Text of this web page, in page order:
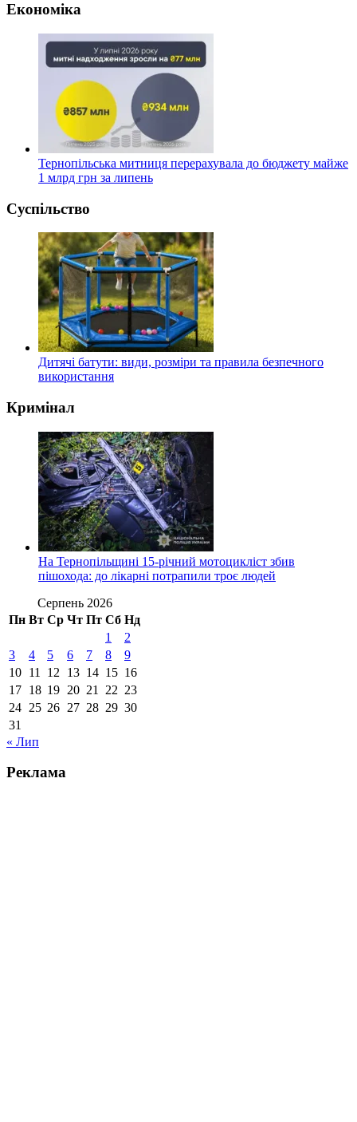
Економіка
Тернопільська митниця перерахувала до бюджету майже
1 млрд грн за липень
Суспільство
Дитячі батути: види, розміри та правила безпечного
використання
Кримінал
На Тернопільщині 15-річний мотоцикліст збив
пішохода: до лікарні потрапили троє людей
Серпень 2026
Пн Вт Ср Чт Пт Сб Нд
1
2
3
4 5 6 7 8
9
10 11 12 13 14 15 16
17 18 19 20 21 22 23
24 25 26 27 28 29 30
31
« Лип
Реклама